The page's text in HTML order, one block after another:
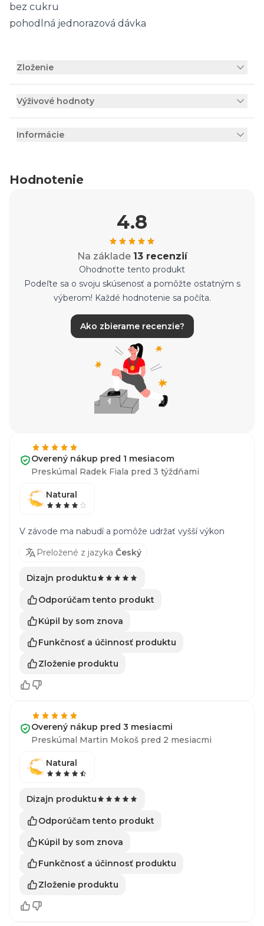
bez cukru
pohodlná jednorazová dávka
Zloženie
Výživové hodnoty
Informácie
Hodnotenie
4.8
Na základe 13 recenzií
Ohodnoťte tento produkt
Podeľte sa o svoju skúsenosť a pomôžte ostatným s
výberom! Každé hodnotenie sa počíta.
Ako zbierame recenzie?
Overený nákup pred 1 mesiacom
Preskúmal Radek Fiala pred 3 týždňami
Natural
V závode ma nabudí a pomôže udržať vyšší výkon
Preložené z jazyka Český
Dizajn produktu
Odporúčam tento produkt
Kúpil by som znova
Funkčnosť a účinnosť produktu
Zloženie produktu
Overený nákup pred 3 mesiacmi
Preskúmal Martin Mokoš pred 2 mesiacmi
Natural
Dizajn produktu
Odporúčam tento produkt
Kúpil by som znova
Funkčnosť a účinnosť produktu
Zloženie produktu